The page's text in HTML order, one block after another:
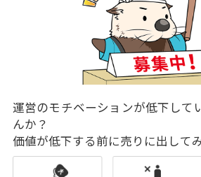
運営のモチベーションが低下して
んか？
価値が低下する前に売りに出して